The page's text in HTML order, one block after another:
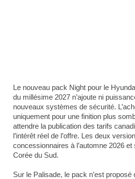
Le nouveau pack Night pour le
du millésime 2027 n’ajoute ni
nouveaux systèmes de sécurité.
uniquement pour une finition plus
attendre la publication des tarifs
l’intérêt réel de l’offre. Les deux
concessionnaires à l’automne 2026
Corée du Sud.
Sur le Palisade, le pack n’est proposé